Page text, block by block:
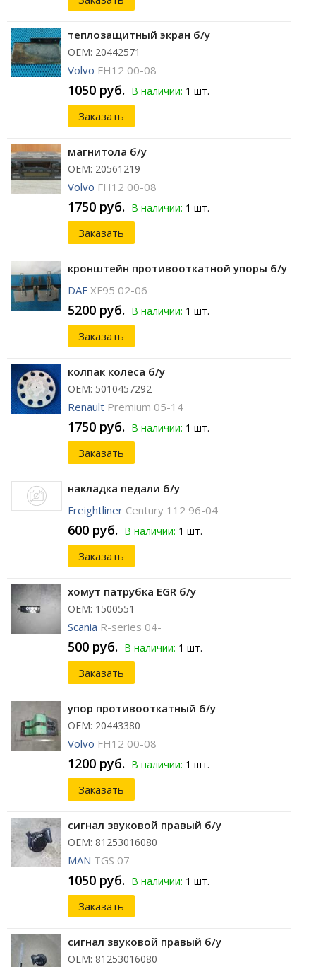
теплозащитный экран б/у
ОЕМ: 20442571
Volvo FH12 00-08
1050 руб. В наличии: 1 шт.
Заказать
магнитола б/у
ОЕМ: 20561219
Volvo FH12 00-08
1750 руб. В наличии: 1 шт.
Заказать
кронштейн противооткатной упоры б/у
DAF XF95 02-06
5200 руб. В наличии: 1 шт.
Заказать
колпак колеса б/у
ОЕМ: 5010457292
Renault Premium 05-14
1750 руб. В наличии: 1 шт.
Заказать
накладка педали б/у
Freightliner Century 112 96-04
600 руб. В наличии: 1 шт.
Заказать
хомут патрубка EGR б/у
ОЕМ: 1500551
Scania R-series 04-
500 руб. В наличии: 1 шт.
Заказать
упор противооткатный б/у
ОЕМ: 20443380
Volvo FH12 00-08
1200 руб. В наличии: 1 шт.
Заказать
сигнал звуковой правый б/у
ОЕМ: 81253016080
MAN TGS 07-
1050 руб. В наличии: 1 шт.
Заказать
сигнал звуковой правый б/у
ОЕМ: 81253016080